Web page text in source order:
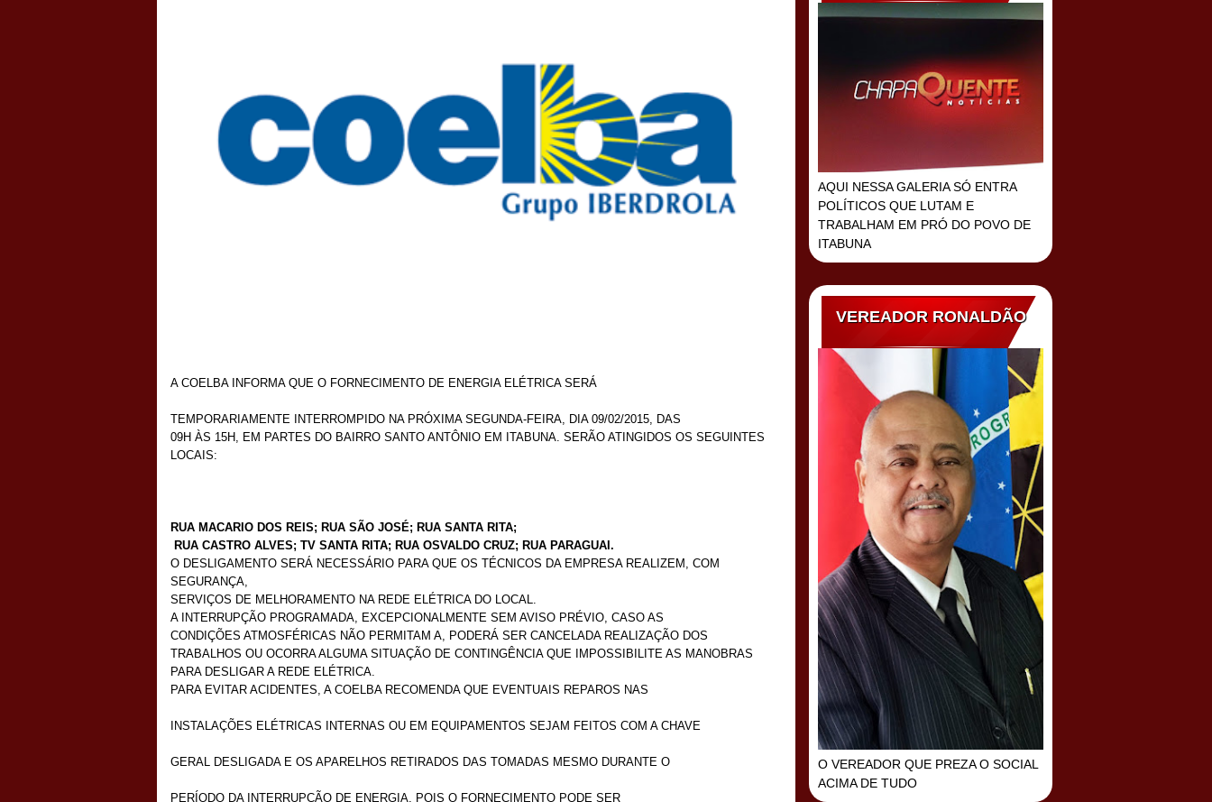
A COELBA INFORMA QUE O FORNECIMENTO DE ENERGIA ELÉTRICA SERÁ
TEMPORARIAMENTE INTERROMPIDO NA PRÓXIMA SEGUNDA-FEIRA, DIA 09/02/2015, DAS
09H ÀS 15H, EM PARTES DO BAIRRO SANTO ANTÔNIO EM ITABUNA. SERÃO ATINGIDOS OS SEGUINTES
LOCAIS:
RUA MACARIO DOS REIS; RUA SÃO JOSÉ; RUA SANTA RITA;
RUA CASTRO ALVES; TV SANTA RITA; RUA OSVALDO CRUZ; RUA PARAGUAI.
O DESLIGAMENTO SERÁ NECESSÁRIO PARA QUE OS TÉCNICOS DA EMPRESA REALIZEM, COM
SEGURANÇA,
SERVIÇOS DE MELHORAMENTO NA REDE ELÉTRICA DO LOCAL.
A INTERRUPÇÃO PROGRAMADA, EXCEPCIONALMENTE SEM AVISO PRÉVIO, CASO AS
CONDIÇÕES ATMOSFÉRICAS NÃO PERMITAM A, PODERÁ SER CANCELADA REALIZAÇÃO DOS
TRABALHOS OU OCORRA ALGUMA SITUAÇÃO DE CONTINGÊNCIA QUE IMPOSSIBILITE AS MANOBRAS
PARA DESLIGAR A REDE ELÉTRICA.
PARA EVITAR ACIDENTES, A COELBA RECOMENDA QUE EVENTUAIS REPAROS NAS
INSTALAÇÕES ELÉTRICAS INTERNAS OU EM EQUIPAMENTOS SEJAM FEITOS COM A CHAVE
GERAL DESLIGADA E OS APARELHOS RETIRADOS DAS TOMADAS MESMO DURANTE O
PERÍODO DA INTERRUPÇÃO DE ENERGIA, POIS O FORNECIMENTO PODE SER
AQUI NESSA GALERIA SÓ ENTRA
POLÍTICOS QUE LUTAM E
TRABALHAM EM PRÓ DO POVO DE
ITABUNA
VEREADOR RONALDÃO
O VEREADOR QUE PREZA O SOCIAL
ACIMA DE TUDO